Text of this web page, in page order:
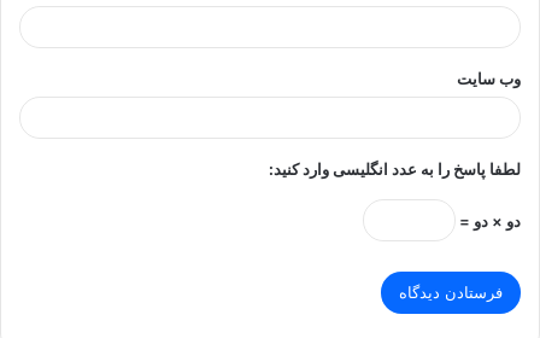
وب‌ سایت
لطفا پاسخ را به عدد انگلیسی وارد کنید:
دو × دو =